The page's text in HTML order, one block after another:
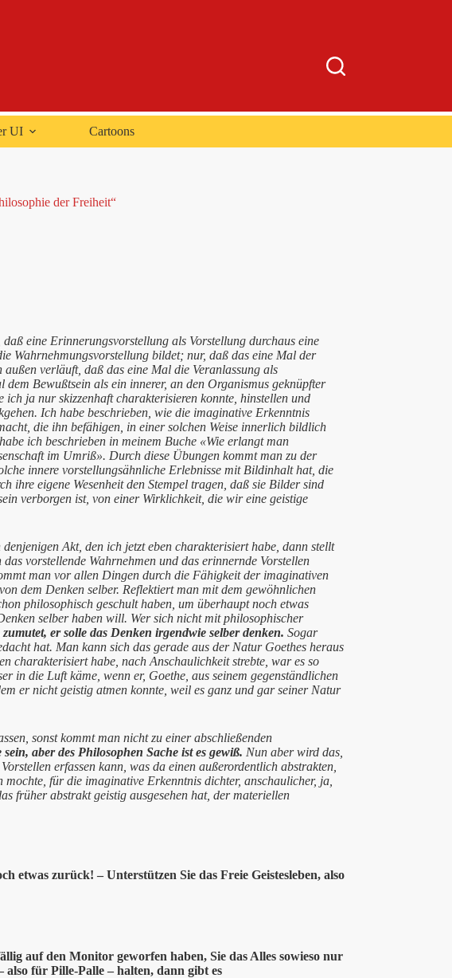
UI Cartoons
der Freiheit“
eine Erinnerungsvorstellung als Vorstellung durchaus eine
Wahrnehmungsvorstellung bildet; nur, daß das eine Mal der
verläuft, daß das eine Mal die Veranlassung als
Bewußtsein als ein innerer, an den Organismus geknüpfter
ja nur skizzenhaft charakterisieren konnte, hinstellen und
Ich habe beschrieben, wie die imaginative Erkenntnis
die ihn befähigen, in einer solchen Weise innerlich bildlich
ich beschrieben in meinem Buche «Wie erlangt man
im Umriß». Durch diese Übungen kommt man zu der
innere vorstellungsähnliche Erlebnisse mit Bildinhalt hat, die
ihre eigene Wesenheit den Stempel tragen, daß sie Bilder sind
verborgen ist, von einer Wirklichkeit, die wir eine geistige
Akt, den ich jetzt eben charakterisiert habe, dann stellt
vorstellende Wahrnehmen und das erinnernde Vorstellen
man vor allen Dingen durch die Fähigkeit der imaginativen
dem Denken selber. Reflektiert man mit dem gewöhnlichen
philosophisch geschult haben, um überhaupt noch etwas
selber haben will. Wer sich nicht mit philosophischer
er solle das Denken irgendwie selber denken. Sogar
hat. Man kann sich das gerade aus der Natur Goethes heraus
charakterisiert habe, nach Anschaulichkeit strebte, war es so
in die Luft käme, wenn er, Goethe, aus seinem gegenständlichen
er nicht geistig atmen konnte, weil es ganz und gar seiner Natur
sonst kommt man nicht zu einer abschließenden
aber des Philosophen Sache ist es gewiß. Nun aber wird das,
erfassen kann, was da einen außerordentlich abstrakten,
für die imaginative Erkenntnis dichter, anschaulicher, ja,
früher abstrakt geistig ausgesehen hat, der materiellen
etwas zurück! – Unterstützen Sie das Freie Geistesleben, also
auf den Monitor geworfen haben, Sie das Alles sowieso nur
für Pille-Palle – halten, dann gibt es